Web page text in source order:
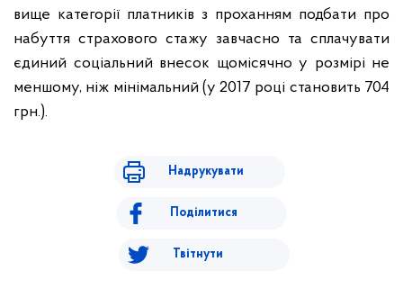
вище категорії платників з проханням подбати про
набуття страхового стажу завчасно та сплачувати
єдиний соціальний внесок щомісячно у розмірі не
меншому, ніж мінімальний (у 2017 році становить 704
грн.).
Надрукувати
Поділитися
Твітнути